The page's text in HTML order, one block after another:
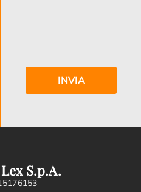
S.p.A.